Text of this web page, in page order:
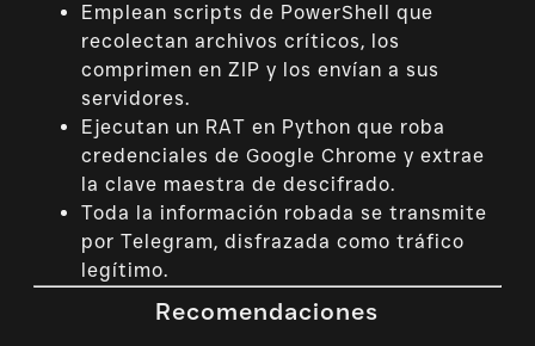
Emplean scripts de PowerShell que
recolectan archivos críticos, los
comprimen en ZIP y los envían a sus
servidores.
Ejecutan un RAT en Python que roba
credenciales de Google Chrome y extrae
la clave maestra de descifrado.
Toda la información robada se transmite
por Telegram, disfrazada como tráfico
legítimo.
Recomendaciones